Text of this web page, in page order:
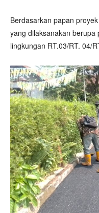
Berdasarkan papan
yang dilaksanakan berupa
lingkungan RT.03/RT. 04/